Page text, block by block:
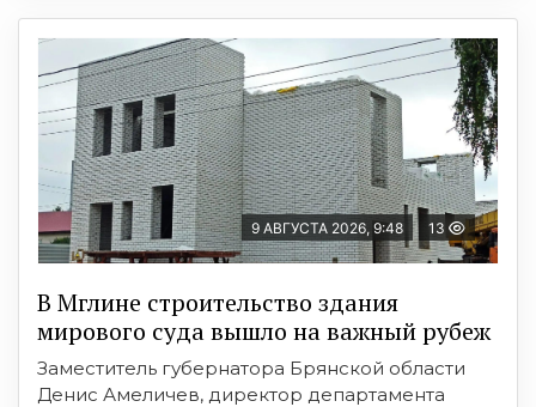
9 АВГУСТА 2026, 9:48 13
В Мглине строительство здания
мирового суда вышло на важный рубеж
Заместитель губернатора Брянской области
Денис Амеличев, директор департамента